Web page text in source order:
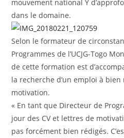
mouvement national Y
dans le domaine.
Selon le formateur de
Programmes de l’UCJG-Togo
de cette formation est
la recherche d’un emploi à
motivation.
« En tant que Directeur de
jour des CV et lettres de
pas forcément bien rédigés.